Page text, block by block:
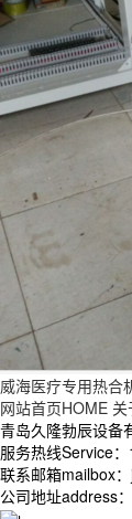
威海医疗专用热合
网站首页HOME
青岛久隆勃辰设备
服务热线Service
联系邮箱mailbox
公司地址address